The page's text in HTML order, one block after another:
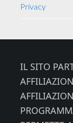
Privacy
IL SITO